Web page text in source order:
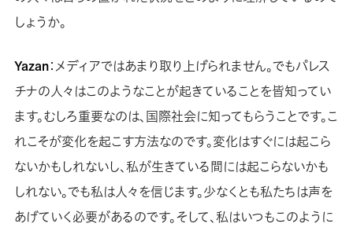
しょうか。
Yazan：メディアではあまり取り上げられません。でもパレス
チナの人々はこのようなことが起きていることを皆知ってい
ます。むしろ重要なのは、国際社会に知ってもらうことです。こ
れこそが変化を起こす方法なのです。変化はすぐには起こら
ないかもしれないし、私が生きている間には起こらないかも
しれない。でも私は人々を信じます。少なくとも私たちは声を
あげていく必要があるのです。そして、私はいつもこのように